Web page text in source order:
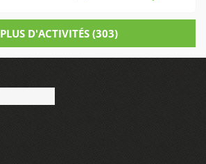
PLUS D'ACTIVITÉS (303)